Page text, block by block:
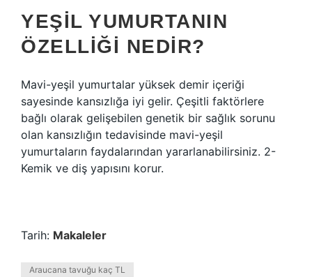
YEŞIL YUMURTANIN
ÖZELLIĞI NEDIR?
Mavi-yeşil yumurtalar yüksek demir içeriği
sayesinde kansızlığa iyi gelir. Çeşitli faktörlere
bağlı olarak gelişebilen genetik bir sağlık sorunu
olan kansızlığın tedavisinde mavi-yeşil
yumurtaların faydalarından yararlanabilirsiniz. 2-
Kemik ve diş yapısını korur.
Tarih: Makaleler
Araucana tavuğu kaç TL